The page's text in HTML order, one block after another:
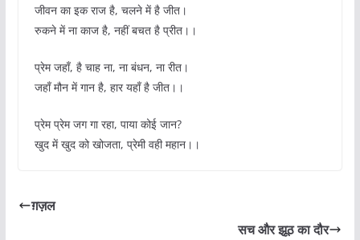
जीवन का इक राज है, चलने में है जीत।
रुकने में ना काज है, नहीं बचत है प्रीत।।
प्रेम जहाँ, है चाह ना, ना बंधन, ना रीत।
जहाँ मौन में गान है, हार यहाँ है जीत।।
प्रेम प्रेम जग गा रहा, पाया कोई जान?
खुद में खुद को खोजता, प्रेमी वही महान।।
ग़ज़ल
सच और झूठ का दौर